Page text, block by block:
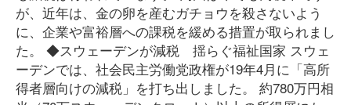
が、近年は、金の卵を産むガチョウを殺さないよう
に、企業や富裕層への課税を緩める措置が取られまし
た。 ◆スウェーデンが減税 揺らぐ福祉国家 スウェ
ーデンでは、社会民主労働党政権が19年4月に「高所
得者層向けの減税」を打ち出しました。 約780万円相